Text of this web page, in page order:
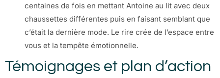
centaines de fois en mettant Antoine au lit avec deux
chaussettes différentes puis en faisant semblant que
c’était la dernière mode. Le rire crée de l’espace entre
vous et la tempête émotionnelle.
Témoignages et plan d’action